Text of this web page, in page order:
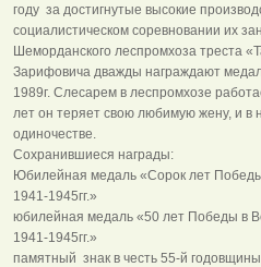
году за достигнутые высокие
социалистическом соревновании их
Шеморданского леспромхоза треста
Зарифовича дважды награждают
1989г. Слесарем в леспромхозе
лет он теряет свою любимую жену, и в
одиночестве.
Сохранившиеся награды:
Юбилейная медаль «Сорок лет
1941-1945гг.»
юбилейная медаль «50 лет Победы в
1941-1945гг.»
памятный знак в честь 55-й